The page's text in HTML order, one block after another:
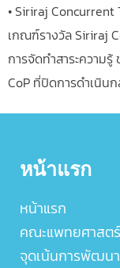
• Siriraj Concurrent
เกณฑ์รางวัล Siriraj
การจัดทำสาระความรู้
CoP ที่ปิดการดำเนิน
หน้าแรก
หน้าแรก
คณะแพทยศาสต
จุดเน้นการพัฒน